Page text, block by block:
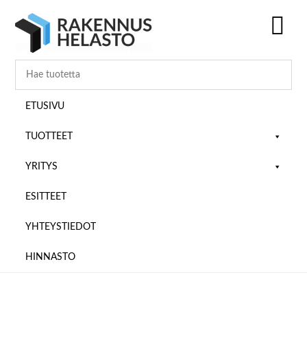
pääsisältöön
ensisijaiseen
alatunnisteeseen
ETUSIVU
TUOTTEET
YRITYS
ESITTEET
YHTEYSTIEDOT
HINNASTO